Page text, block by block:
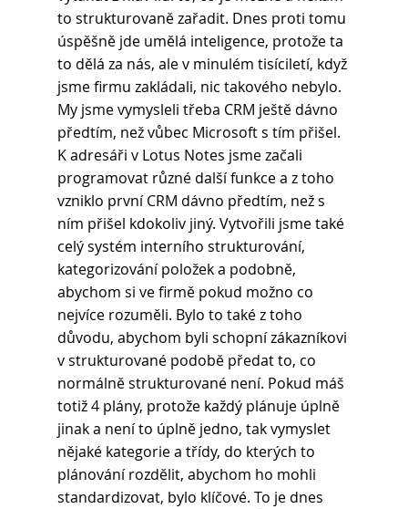
to strukturovaně zařadit. Dnes proti tomu
úspěšně jde umělá inteligence, protože ta
to dělá za nás, ale v minulém tisíciletí, když
jsme firmu zakládali, nic takového nebylo.
My jsme vymysleli třeba CRM ještě dávno
předtím, než vůbec Microsoft s tím přišel.
K adresáři v Lotus Notes jsme začali
programovat různé další funkce a z toho
vzniklo první CRM dávno předtím, než s
ním přišel kdokoliv jiný. Vytvořili jsme také
celý systém interního strukturování,
kategorizování položek a podobně,
abychom si ve firmě pokud možno co
nejvíce rozuměli. Bylo to také z toho
důvodu, abychom byli schopní zákazníkovi
v strukturované podobě předat to, co
normálně strukturované není. Pokud máš
totiž 4 plány, protože každý plánuje úplně
jinak a není to úplně jedno, tak vymyslet
nějaké kategorie a třídy, do kterých to
plánování rozdělit, abychom ho mohli
standardizovat, bylo klíčové. To je dnes